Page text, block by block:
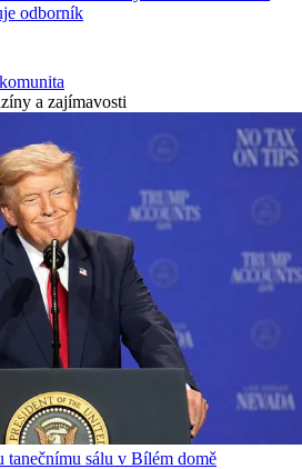
odborník
a zajímavosti
tanečnímu sálu v Bílém domě